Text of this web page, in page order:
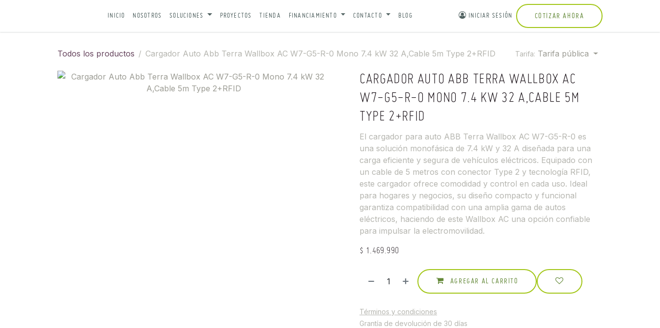
INICIO NOSOTROS SOLUCIONES PROYECTOS TIENDA FINANCIAMIENTO CONTACTO BLOG INICIAR SESIÓN COTIZAR AHORA
Todos los productos Cargador Auto Abb Terra Wallbox AC W7-G5-R-0 Mono 7.4 kW 32 A,Cable 5m Type 2+RFID Tarifa: Tarifa pública
CARGADOR AUTO ABB TERRA WALLBOX AC
W7-G5-R-0 MONO 7.4 KW 32 A,CABLE 5M
TYPE 2+RFID
El cargador para auto ABB Terra Wallbox AC W7-G5-R-0 es
una solución monofásica de 7.4 kW y 32 A diseñada para una
carga eficiente y segura de vehículos eléctricos. Equipado con
un cable de 5 metros con conector Type 2 y tecnología RFID,
este cargador ofrece comodidad y control en cada uso. Ideal
para hogares y negocios, su diseño compacto y funcional
garantiza compatibilidad con una amplia gama de autos
eléctricos, haciendo de este Wallbox AC una opción confiable
para impulsar la electromovilidad.
$ 1.469.990
AGREGAR AL CARRITO
Términos y condiciones
Grantía de devolución de 30 días